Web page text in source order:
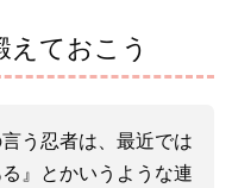
ておこう
う忍者は、最近では
』とかいうような連